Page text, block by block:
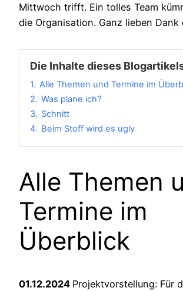
Mittwoch trifft. Ein tolles Team
die Organisation. Ganz lieben Dank
Die Inhalte dieses
1. Alle Themen und Termine im
2. Was plane ich?
3. Schnitt
4. Beim Stoff wird es ugly
Alle Themen
Termine im
Überblick
01.12.2024 Projektvorstellung: Für